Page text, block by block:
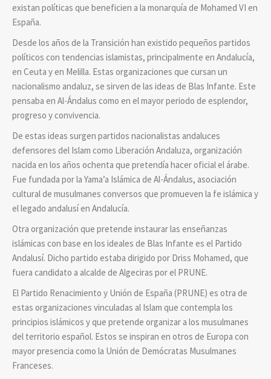
existan políticas que beneficien a la monarquía de Mohamed VI en
España.
Desde los años de la Transición han existido pequeños partidos
políticos con tendencias islamistas, principalmente en Andalucía,
en Ceuta y en Melilla. Estas organizaciones que cursan un
nacionalismo andaluz, se sirven de las ideas de Blas Infante. Este
pensaba en Al-Ándalus como en el mayor periodo de esplendor,
progreso y convivencia.
De estas ideas surgen partidos nacionalistas andaluces
defensores del Islam como Liberación Andaluza, organización
nacida en los años ochenta que pretendía hacer oficial el árabe.
Fue fundada por la Yama’a Islámica de Al-Ándalus, asociación
cultural de musulmanes conversos que promueven la fe islámica y
el legado andalusí en Andalucía.
Otra organización que pretende instaurar las enseñanzas
islámicas con base en los ideales de Blas Infante es el Partido
Andalusí. Dicho partido estaba dirigido por Driss Mohamed, que
fuera candidato a alcalde de Algeciras por el PRUNE.
El Partido Renacimiento y Unión de España (PRUNE) es otra de
estas organizaciones vinculadas al Islam que contempla los
principios islámicos y que pretende organizar a los musulmanes
del territorio español. Estos se inspiran en otros de Europa con
mayor presencia como la Unión de Demócratas Musulmanes
Franceses.